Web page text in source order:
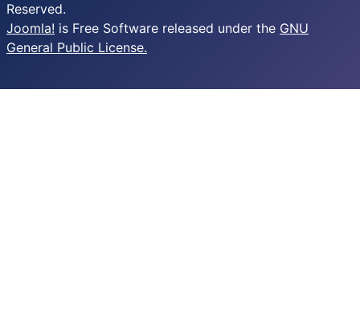
Reserved.
Joomla! is Free Software released under the GNU
General Public License.